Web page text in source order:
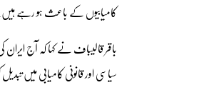
کامیابیوں کے باعث ہو رہے
باقر قالیباف نے کہا کہ آج
سیاسی اور قانونی کامیابی میں